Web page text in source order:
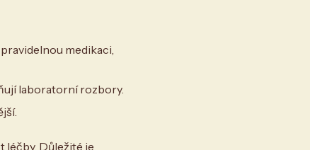
medikaci,
laboratorní rozbory.
léčby. Důležité je